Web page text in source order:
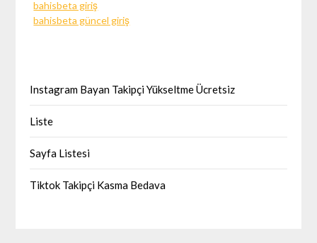
bahisbeta giriş
bahisbeta güncel giriş
Instagram Bayan Takipçi Yükseltme Ücretsiz
Liste
Sayfa Listesi
Tiktok Takipçi Kasma Bedava